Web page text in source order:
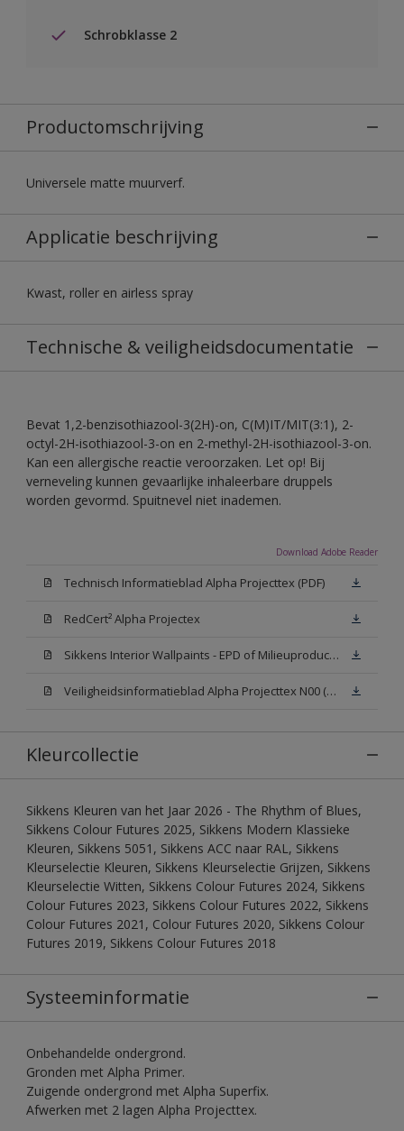
Schrobklasse 2
Productomschrijving
Universele matte muurverf.
Applicatie beschrijving
Kwast, roller en airless spray
Technische & veiligheidsdocumentatie
Bevat 1,2-benzisothiazool-3(2H)-on, C(M)IT/MIT(3:1), 2-
octyl-2H-isothiazool-3-on en 2-methyl-2H-isothiazool-3-on.
Kan een allergische reactie veroorzaken. Let op! Bij
verneveling kunnen gevaarlijke inhaleerbare druppels
worden gevormd. Spuitnevel niet inademen.
Download Adobe Reader
Technisch Informatieblad Alpha Projecttex (PDF)
RedCert² Alpha Projectex
Sikkens Interior Wallpaints - EPD of Milieuproductverklaring
Veiligheidsinformatieblad Alpha Projecttex N00 (MSDS)
Kleurcollectie
Sikkens Kleuren van het Jaar 2026 - The Rhythm of Blues,
Sikkens Colour Futures 2025, Sikkens Modern Klassieke
Kleuren, Sikkens 5051, Sikkens ACC naar RAL, Sikkens
Kleurselectie Kleuren, Sikkens Kleurselectie Grijzen, Sikkens
Kleurselectie Witten, Sikkens Colour Futures 2024, Sikkens
Colour Futures 2023, Sikkens Colour Futures 2022, Sikkens
Colour Futures 2021, Colour Futures 2020, Sikkens Colour
Futures 2019, Sikkens Colour Futures 2018
Systeeminformatie
Onbehandelde ondergrond.
Gronden met Alpha Primer.
Zuigende ondergrond met Alpha Superfix.
Afwerken met 2 lagen Alpha Projecttex.